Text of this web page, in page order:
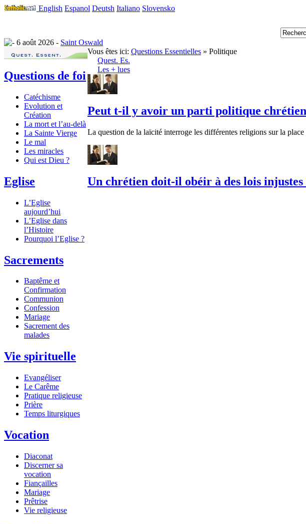
English Espanol Deutsh Italiano Slovensko
6 août 2026 - Saint Oswald
Questions de foi
Catéchisme
Evolution et
Création
La mort et l’au-delà
La Sainte Vierge
Le mal
Les miracles
Qui est Dieu ?
Eglise
L’Eglise
aujourd’hui
L’Eglise dans
l’Histoire
Pourquoi l’Eglise ?
Sacrements
Baptême et
Confirmation
Communion
Confession
Mariage
Sacrement des
malades
Vie spirituelle
Evangéliser
Le Carême
Pratique religieuse
Prière
Temps liturgiques
Vocation
Diaconat
Discerner sa
vocation
Fiançailles
Mariage
Prêtrise
Vie religieuse
Vous êtes ici: Questions Essentielles » Politique
Quest. Es.
Les + lues
Peut t-il y avoir un parti politique
La question de la laïcité interroge les différentes religions sur la place
Un chrétien doit-il obéir à des lois injustes